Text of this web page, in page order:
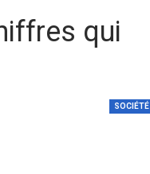
qui
SOCIÉTÉ